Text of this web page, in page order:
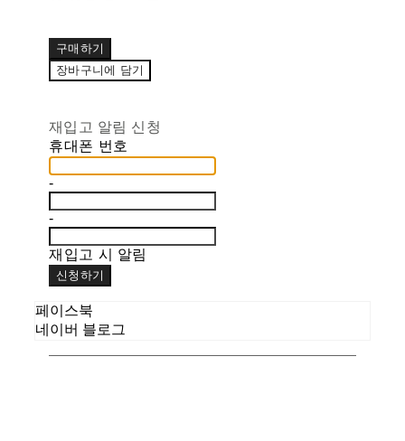
구매하기
장바구니에 담기
재입고 알림 신청
휴대폰 번호
-
-
재입고 시 알림
신청하기
페이스북
네이버 블로그